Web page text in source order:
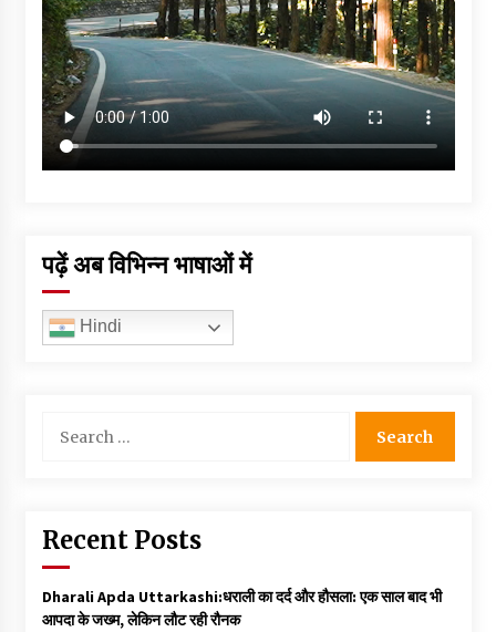
पढ़ें अब विभिन्न भाषाओं में
Hindi
for:
Recent Posts
Dharali Apda Uttarkashi:धराली का दर्द और हौसला: एक साल बाद भी
आपदा के जख्म, लेकिन लौट रही रौनक